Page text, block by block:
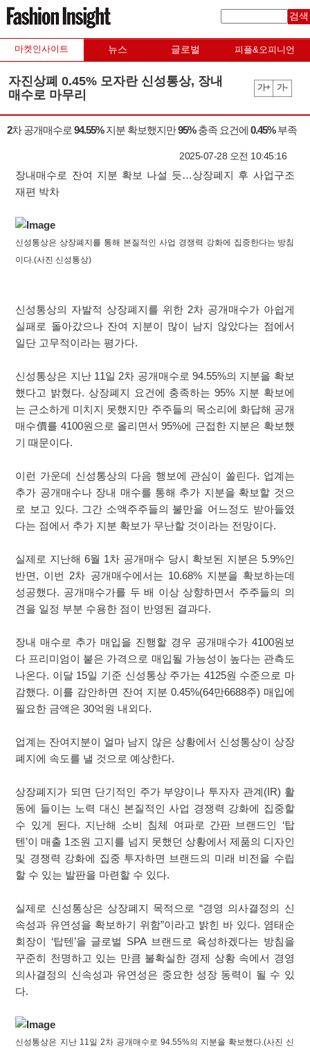
검색
마켓인사이트 뉴스 글로벌 피플&오피니언
자진상폐 0.45% 모자란 신성통상, 장내
매수로 마무리
가+ 가-
2차 공개매수로 94.55% 지분 확보했지만 95% 충족 요건에 0.45% 부족
2025-07-28 오전 10:45:16
장내매수로 잔여 지분 확보 나설 듯…상장폐지 후 사업구조
재편 박차
신성통상은 상장폐지를 통해 본질적인 사업 경쟁력 강화에 집중한다는 방침
이다.(사진 신성통상)
신성통상의 자발적 상장폐지를 위한 2차 공개매수가 아쉽게
실패로 돌아갔으나 잔여 지분이 많이 남지 않았다는 점에서
일단 고무적이라는 평가다.
신성통상은 지난 11일 2차 공개매수로 94.55%의 지분을 확보
했다고 밝혔다. 상장폐지 요건에 충족하는 95% 지분 확보에
는 근소하게 미치지 못했지만 주주들의 목소리에 화답해 공개
매수價를 4100원으로 올리면서 95%에 근접한 지분은 확보했
기 때문이다.
이런 가운데 신성통상의 다음 행보에 관심이 쏠린다. 업계는
추가 공개매수나 장내 매수를 통해 추가 지분을 확보할 것으
로 보고 있다. 그간 소액주주들의 불만을 어느정도 받아들였
다는 점에서 추가 지분 확보가 무난할 것이라는 전망이다.
실제로 지난해 6월 1차 공개매수 당시 확보된 지분은 5.9%인
반면, 이번 2차 공개매수에서는 10.68% 지분을 확보하는데
성공했다. 공개매수가를 두 배 이상 상향하면서 주주들의 의
견을 일정 부분 수용한 점이 반영된 결과다.
장내 매수로 추가 매입을 진행할 경우 공개매수가 4100원보
다 프리미엄이 붙은 가격으로 매입될 가능성이 높다는 관측도
나온다. 이달 15일 기준 신성통상 주가는 4125원 수준으로 마
감했다. 이를 감안하면 잔여 지분 0.45%(64만6688주) 매입에
필요한 금액은 30억원 내외다.
업계는 잔여지분이 얼마 남지 않은 상황에서 신성통상이 상장
폐지에 속도를 낼 것으로 예상한다.
상장폐지가 되면 단기적인 주가 부양이나 투자자 관계(IR) 활
동에 들이는 노력 대신 본질적인 사업 경쟁력 강화에 집중할
수 있게 된다. 지난해 소비 침체 여파로 간판 브랜드인 ‘탑
텐’이 매출 1조원 고지를 넘지 못했던 상황에서 제품의 디자인
및 경쟁력 강화에 집중 투자하면 브랜드의 미래 비전을 수립
할 수 있는 발판을 마련할 수 있다.
실제로 신성통상은 상장폐지 목적으로 “경영 의사결정의 신
속성과 유연성을 확보하기 위함”이라고 밝힌 바 있다. 염태순
회장이 ‘탑텐’을 글로벌 SPA 브랜드로 육성하겠다는 방침을
꾸준히 천명하고 있는 만큼 불확실한 경제 상황 속에서 경영
의사결정의 신속성과 유연성은 중요한 성장 동력이 될 수 있
다.
신성통상은 지난 11일 2차 공개매수로 94.55%의 지분을 확보했다.(사진 신